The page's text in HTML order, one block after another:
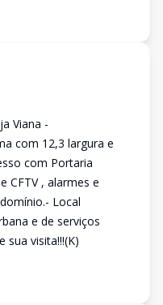
Viana -
com 12,3 largura e
com Portaria
CFTV , alarmes e
Local
e de serviços
sua visita!!!(K)